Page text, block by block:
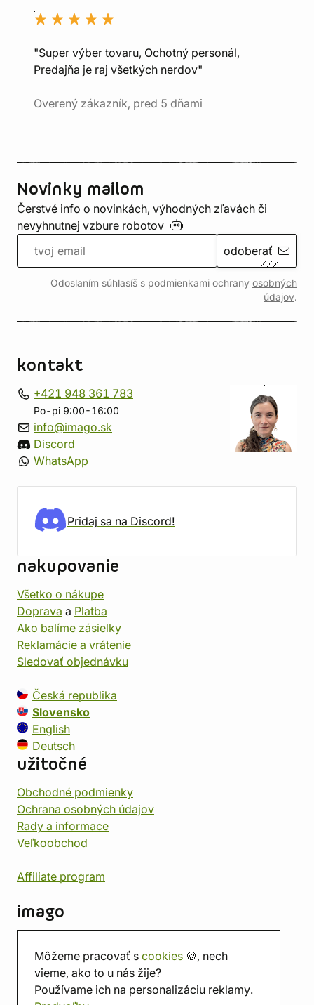
Môžeme pracovať s cookies 🍪, nech
vieme, ako to u nás žije?
Používame ich na personalizáciu reklamy.
"Super výber tovaru, Ochotný personál,
Predajňa je raj všetkých nerdov"
Overený zákazník, pred 5 dňami
Novinky mailom
Čerstvé info o novinkách, výhodných zľavách či
nevyhnutnej vzbure robotov
odoberať
Odoslaním súhlasíš s podmienkami ochrany osobných
údajov.
kontakt
+421 948 361 783
Po-pi 9:00-16:00
info@imago.sk
Discord
WhatsApp
Pridaj sa na Discord!
nakupovanie
Všetko o nákupe
Doprava a Platba
Ako balíme zásielky
Reklamácie a vrátenie
Sledovať objednávku
Česká republika
Slovensko
English
Deutsch
užitočné
Obchodné podmienky
Ochrana osobných údajov
Rady a informace
Veľkoobchod
Affiliate program
imago
Predajňa
Herňa
O nás